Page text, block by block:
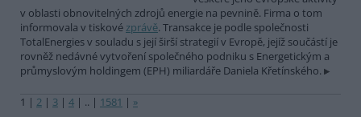
v oblasti obnovitelných zdrojů energie na pevnině. Firma o tom
informovala v tiskovézprávě. Transakce je podle společnosti
TotalEnergies v souladu s její širší strategií v Evropě, jejíž součástí je
rovněž nedávné vytvoření společného podniku s Energetickým a
průmyslovým holdingem (EPH) miliardáře Daniela Křetínského.
1 | 2 | 3 | 4 | .. | 1581 | »